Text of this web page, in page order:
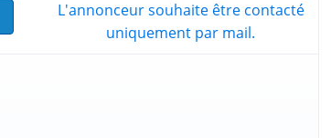
L'annonceur souhaite être contacté
uniquement par mail.